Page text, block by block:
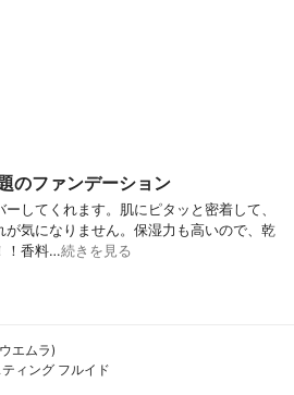
のファンデーション
してくれます。肌にピタッと密着して、
が気になりません。保湿力も高いので、乾
！香料…続きを見る
エムラ)
ィング フルイド